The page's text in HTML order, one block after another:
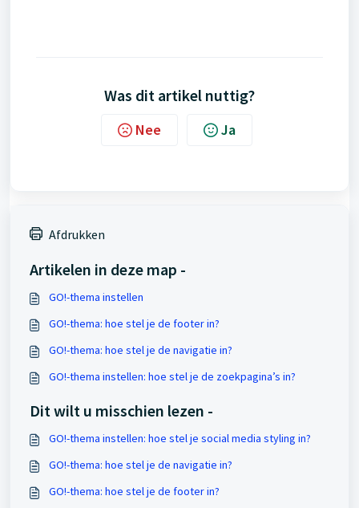
Was dit artikel nuttig?
Nee Ja
Afdrukken
Artikelen in deze map -
GO!-thema instellen
GO!-thema: hoe stel je de footer in?
GO!-thema: hoe stel je de navigatie in?
GO!-thema instellen: hoe stel je de zoekpagina’s in?
Dit wilt u misschien lezen -
GO!-thema instellen: hoe stel je social media styling in?
GO!-thema: hoe stel je de navigatie in?
GO!-thema: hoe stel je de footer in?